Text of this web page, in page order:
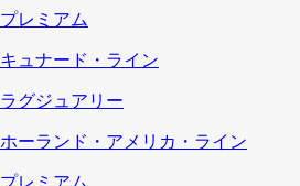
プレミアム
キュナード・ライン
ラグジュアリー
ホーランド・アメリカ・ライン
プレミアム